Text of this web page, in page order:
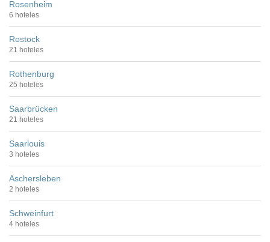
Rosenheim
6 hoteles
Rostock
21 hoteles
Rothenburg
25 hoteles
Saarbrücken
21 hoteles
Saarlouis
3 hoteles
Aschersleben
2 hoteles
Schweinfurt
4 hoteles